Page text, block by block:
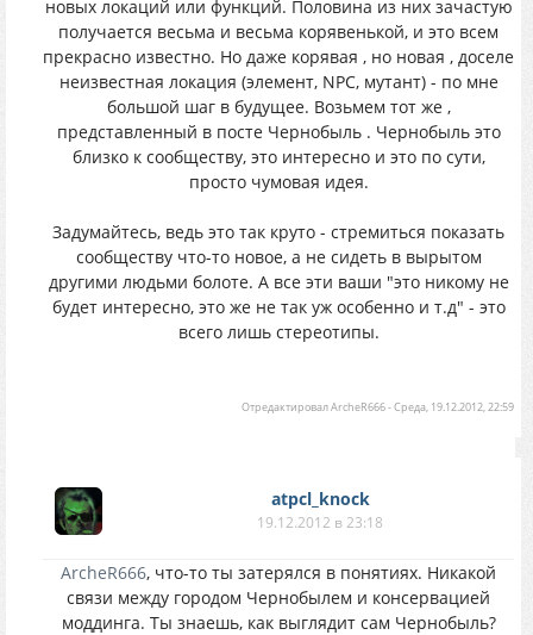
новых локаций или функций. Половина из них зачастую
получается весьма и весьма корявенькой, и это всем
прекрасно известно. Но даже корявая , но новая , доселе
неизвестная локация (элемент, NPC, мутант) - по мне
большой шаг в будущее. Возьмем тот же ,
представленный в посте Чернобыль . Чернобыль это
близко к сообществу, это интересно и это по сути,
просто чумовая идея.
Задумайтесь, ведь это так круто - стремиться показать
сообществу что-то новое, а не сидеть в вырытом
другими людьми болоте. А все эти ваши "это никому не
будет интересно, это же не так уж особенно и т.д" - это
всего лишь стереотипы.
ОтредактировалArcheR666-Среда, 19.12.2012, 22:59
atpcl_knock
19.12.2012 в 23:18
ArcheR666, что-то ты затерялся в понятиях. Никакой
связи между городом Чернобылем и консервацией
моддинга. Ты знаешь, как выглядит сам Чернобыль?